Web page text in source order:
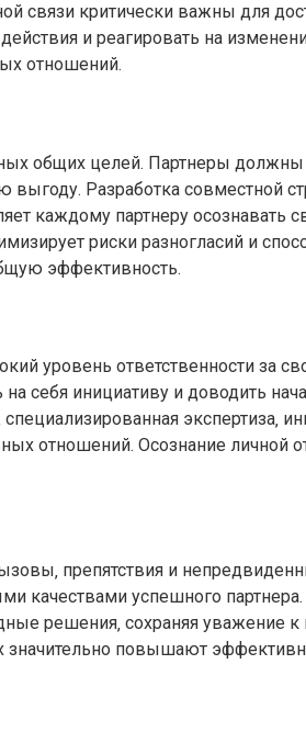
связи критически важны для
и реагировать на
отношений.
общих целей. Партнеры должны
Разработка совместной
каждому партнеру
риски разногласий и
эффективность.
уровень ответственности за
себя инициативу и доводить
экспертиза‚
отношений. Осознание личной
препятствия и
качествами успешного
решения‚ сохраняя уважение
повышают